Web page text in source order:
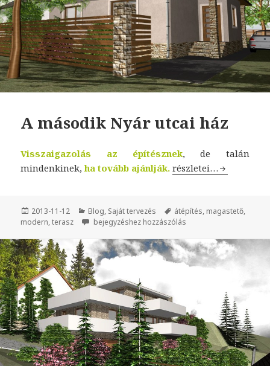
A második Nyár utcai ház
Visszaigazolás az építésznek, de talán
mindenkinek,ha tovább ajánlják. A második Nyár utcai
részletei…
Közzétéve
2013-11-12 Kategória
Blog, Saját tervezés Címke
átépítés, magastető,
modern,terasz A második Nyár utcai ház
bejegyzéshez hozzászólás